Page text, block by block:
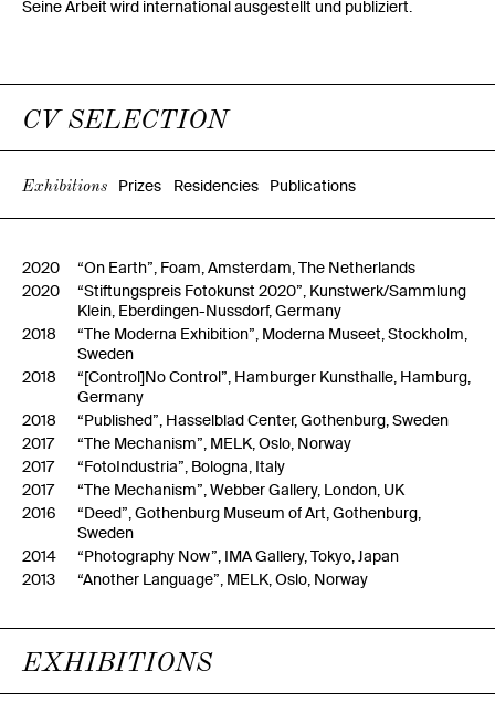
Seine Arbeit wird international ausgestellt und publiziert.
CV SELECTION
Exhibitions Prizes Residencies Publications
2020
“On Earth”, Foam, Amsterdam, The Netherlands
2020
“Stiftungspreis Fotokunst 2020”, Kunstwerk/Sammlung
Klein, Eberdingen-Nussdorf, Germany
2018
“The Moderna Exhibition”, Moderna Museet, Stockholm,
Sweden
2018
“[Control]No Control”, Hamburger Kunsthalle, Hamburg,
Germany
2018
“Published”, Hasselblad Center, Gothenburg, Sweden
2017
“The Mechanism”, MELK, Oslo, Norway
2017
“FotoIndustria”, Bologna, Italy
2017
“The Mechanism”, Webber Gallery, London, UK
2016
“Deed”, Gothenburg Museum of Art, Gothenburg,
Sweden
2014
“Photography Now”, IMA Gallery, Tokyo, Japan
2013
“Another Language”, MELK, Oslo, Norway
EXHIBITIONS